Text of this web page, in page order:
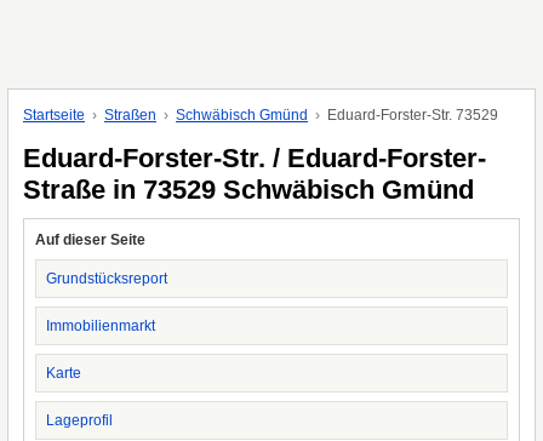
Startseite Straßen Schwäbisch Gmünd Eduard-Forster-Str. 73529
Eduard-Forster-Str. / Eduard-Forster-
Straße in 73529 Schwäbisch Gmünd
Auf dieser Seite
Grundstücksreport
Immobilienmarkt
Karte
Lageprofil